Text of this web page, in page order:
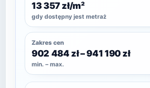
13 357 zł/m²
gdy dostępny jest metraż
Zakres cen
902 484 zł – 941 190 zł
min. – max.